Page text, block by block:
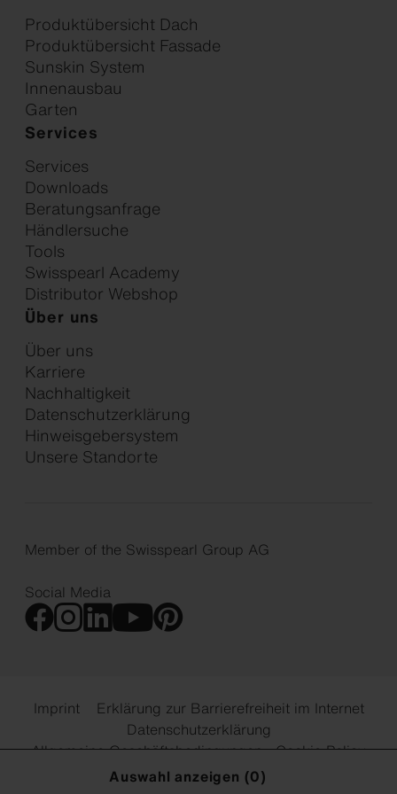
Auswahl anzeigen (0)
Produktübersicht Dach
Produktübersicht Fassade
Sunskin System
Innenausbau
Garten
Services
Services
Downloads
Beratungsanfrage
Händlersuche
Tools
Swisspearl Academy
Distributor Webshop
Über uns
Über uns
Karriere
Nachhaltigkeit
Datenschutzerklärung
Hinweisgebersystem
Unsere Standorte
Member of the Swisspearl Group AG
Social Media
Imprint
Erklärung zur Barrierefreiheit im Internet
Datenschutzerklärung
Allgemeine Geschäftsbedingungen
Cookie Policy
Cookie Einstellungen